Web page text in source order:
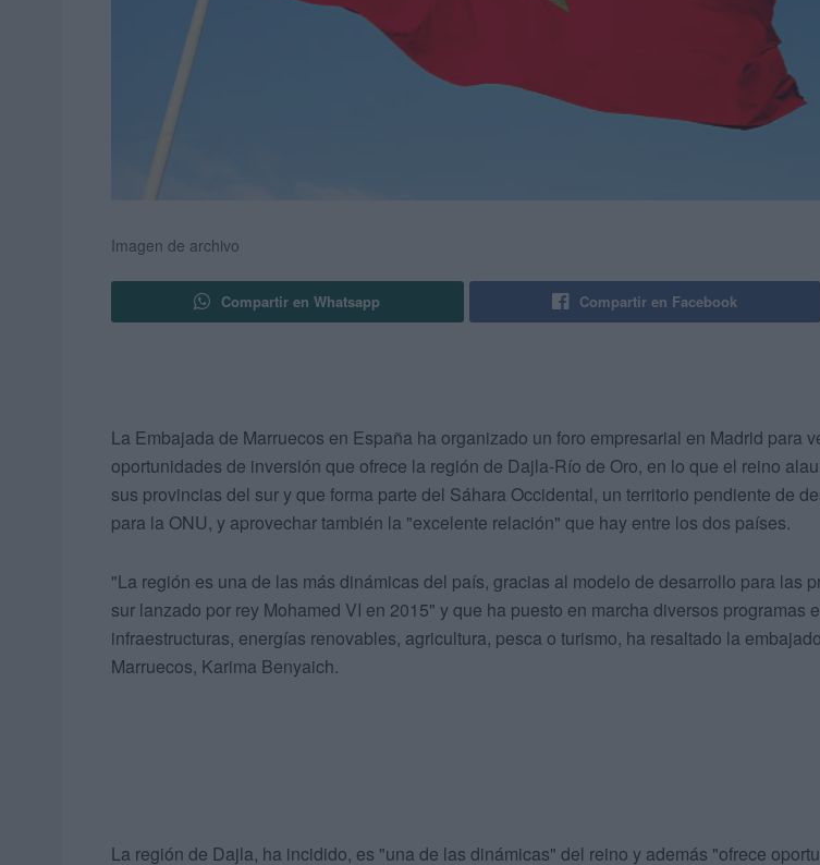
Imagen de archivo
Compartir en Whatsapp Compartir en Facebook
La Embajada de Marruecos en España ha organizado un foro empresarial en Madrid para
oportunidades de inversión que ofrece la región de Dajla-Río de Oro, en lo que el reino
sus provincias del sur y que forma parte del Sáhara Occidental, un territorio pendiente de
para la ONU, y aprovechar también la "excelente relación" que hay entre los dos países.
"La región es una de las más dinámicas del país, gracias al modelo de desarrollo para las
sur lanzado por rey Mohamed VI en 2015" y que ha puesto en marcha diversos programas
infraestructuras, energías renovables, agricultura, pesca o turismo, ha resaltado la
Marruecos, Karima Benyaich.
La región de Dajla, ha incidido, es "una de las dinámicas" del reino y además "ofrece